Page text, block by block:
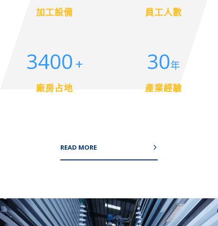
加工設備 員工人數
3400 +
廠房占地
30年
產業經驗
READ MORE